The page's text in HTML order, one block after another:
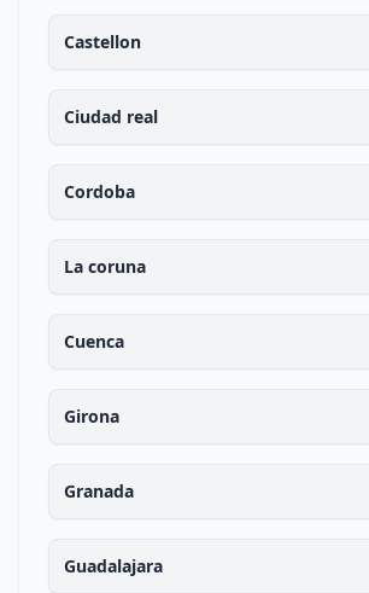
Castellon
Ciudad real
Cordoba
La coruna
Cuenca
Girona
Granada
Guadalajara